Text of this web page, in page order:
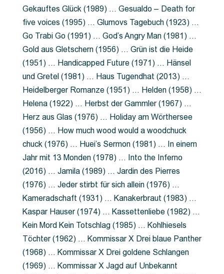
Gekauftes Glück (1989) … Gesualdo – Death for
five voices (1995) … Glumovs Tagebuch (1923) …
Go Trabi Go (1991) … God’s Angry Man (1981) …
Gold aus Gletschern (1956) … Grün ist die Heide
(1951) … Handicapped Future (1971) … Hänsel
und Gretel (1981) … Haus Tugendhat (2013) …
Heidelberger Romanze (1951) … Helden (1958) …
Helena (1922) … Herbst der Gammler (1967) …
Herz aus Glas (1976) … Holiday am Wörthersee
(1956) … How much wood would a woodchuck
chuck (1976) … Huei’s Sermon (1981) … In einem
Jahr mit 13 Monden (1978) … Into the Inferno
(2016) … Jamila (1989) … Jardin des Pierres
(1976) … Jeder stirbt für sich allein (1976) …
Kameradschaft (1931) … Kanakerbraut (1983) …
Kaspar Hauser (1974) … Kassettenliebe (1982) …
Kein Mord Kein Totschlag (1985) … Kohlhiesels
Töchter (1962) … Kommissar X Drei blaue Panther
(1968) … Kommissar X Drei goldene Schlangen
(1969) … Kommissar X Jagd auf Unbekannt